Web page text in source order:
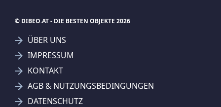
SUCHAGENT ANLEGEN FÜR DIE
AKTUELLEN SUCHKRITERIEN
© DIBEO.AT - DIE BESTEN OBJEKTE 2026
ÜBER UNS
IMPRESSUM
KONTAKT
AGB & NUTZUNGSBEDINGUNGEN
DATENSCHUTZ